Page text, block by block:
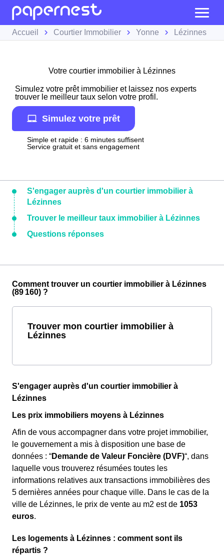
Accueil Courtier Immobilier Yonne Lézinnes
Votre courtier immobilier à Lézinnes
Simulez votre prêt immobilier et laissez nos experts
trouver le meilleur taux selon votre profil.
Simulez votre prêt
Simple et rapide : 6 minutes suffisent
Service gratuit et sans engagement
S'engager auprès d'un courtier immobilier à
Lézinnes
Trouver le meilleur taux immobilier à Lézinnes
Questions réponses
Comment trouver un courtier immobilier à Lézinnes
(89 160) ?
Trouver mon courtier immobilier à
Lézinnes
S'engager auprès d'un courtier immobilier à
Lézinnes
Les prix immobiliers moyens à Lézinnes
Afin de vous accompagner dans votre projet immobilier,
le gouvernement a mis à disposition une base de
données : “Demande de Valeur Foncière (DVF)“, dans
laquelle vous trouverez résumées toutes les
informations relatives aux transactions immobilières des
5 dernières années pour chaque ville. Dans le cas de la
ville de Lézinnes, le prix de vente au m2 est de 1053
euros.
Les logements à Lézinnes : comment sont ils
répartis ?